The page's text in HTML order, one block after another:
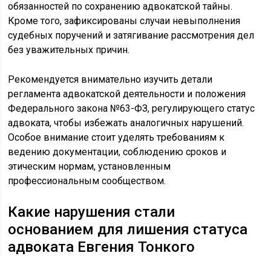
обязанностей по сохранению адвокатской тайны.
Кроме того, зафиксированы случаи невыполнения
судебных поручений и затягивание рассмотрения дел
без уважительных причин.
Рекомендуется внимательно изучить детали
регламента адвокатской деятельности и положения
Федерального закона №63-ФЗ, регулирующего статус
адвоката, чтобы избежать аналогичных нарушений.
Особое внимание стоит уделять требованиям к
ведению документации, соблюдению сроков и
этическим нормам, установленным
профессиональным сообществом.
Какие нарушения стали
основанием для лишения статуса
адвоката Евгения Тонкого